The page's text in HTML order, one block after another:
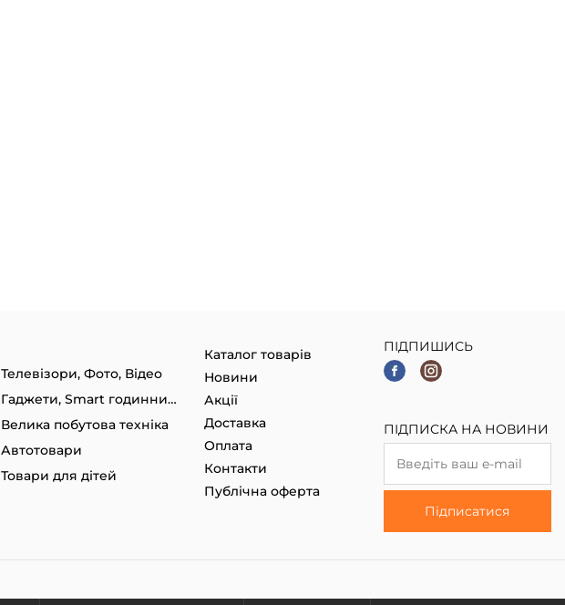
Телевізори, Фото, Відео
Гаджети, Smart годинники
Велика побутова техніка
Автотовари
Товари для дітей
Каталог товарів
Новини
Акції
Доставка
Оплата
Контакти
Публічна оферта
ПІДПИШИСЬ
ПІДПИСКА НА НОВИНИ
Підписатися